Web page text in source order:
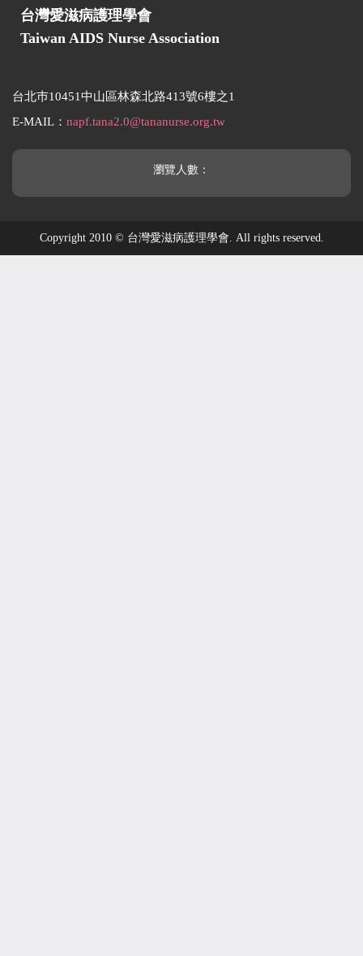
台灣愛滋病護理學會
Taiwan AIDS Nurse Association
台北巿10451中山區林森北路413號6樓之1
E-MAIL： napf.tana2.0@tananurse.org.tw
瀏覽人數：
Copyright 2010 © 台灣愛滋病護理學會. All rights reserved.